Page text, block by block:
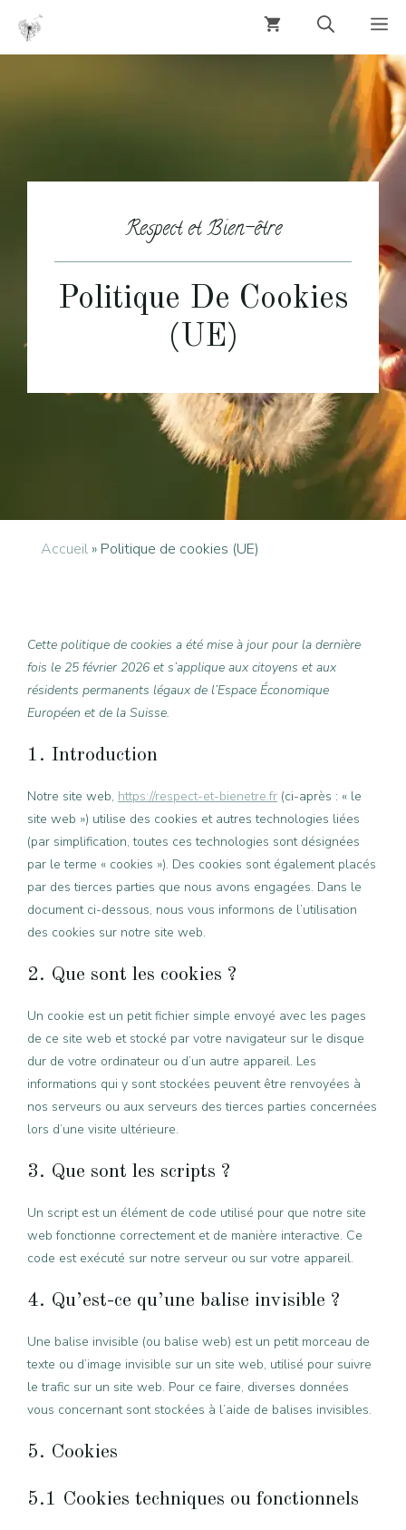
contenu
Respect et Bien-être
Politique De Cookies
(UE)
Accueil» Politique de cookies (UE)
Cette politique de cookies a été mise à jour pour la dernière
fois le 25 février 2026 et s’applique aux citoyens et aux
résidents permanents légaux de l’Espace Économique
Européen et de la Suisse.
1. Introduction
Notre site web, https://respect-et-bienetre.fr (ci-après : « le
site web ») utilise des cookies et autres technologies liées
(par simplification, toutes ces technologies sont désignées
par le terme « cookies »). Des cookies sont également placés
par des tierces parties que nous avons engagées. Dans le
document ci-dessous, nous vous informons de l’utilisation
des cookies sur notre site web.
2. Que sont les cookies ?
Un cookie est un petit fichier simple envoyé avec les pages
de ce site web et stocké par votre navigateur sur le disque
dur de votre ordinateur ou d’un autre appareil. Les
informations qui y sont stockées peuvent être renvoyées à
nos serveurs ou aux serveurs des tierces parties concernées
lors d’une visite ultérieure.
3. Que sont les scripts ?
Un script est un élément de code utilisé pour que notre site
web fonctionne correctement et de manière interactive. Ce
code est exécuté sur notre serveur ou sur votre appareil.
4. Qu’est-ce qu’une balise invisible ?
Une balise invisible (ou balise web) est un petit morceau de
texte ou d’image invisible sur un site web, utilisé pour suivre
le trafic sur un site web. Pour ce faire, diverses données
vous concernant sont stockées à l’aide de balises invisibles.
5. Cookies
5.1 Cookies techniques ou fonctionnels